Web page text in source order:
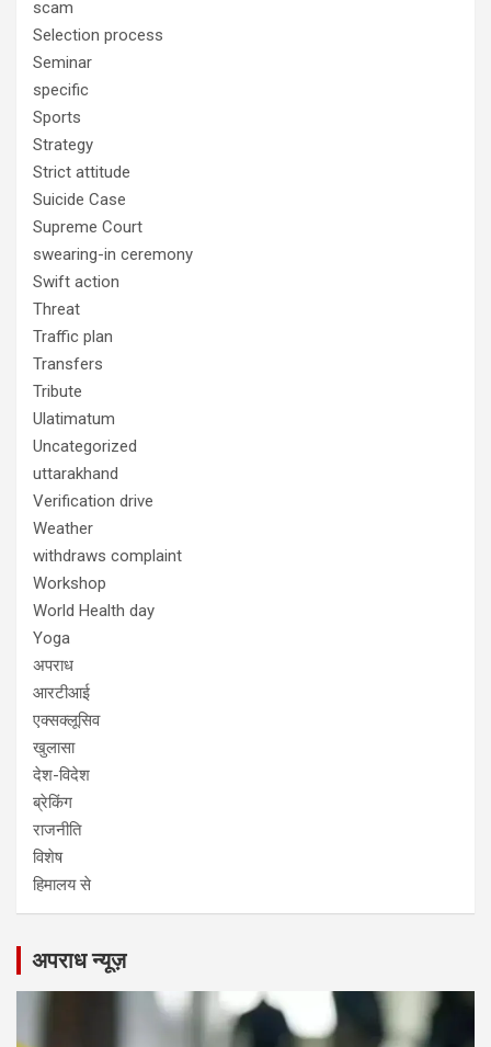
scam
Selection process
Seminar
specific
Sports
Strategy
Strict attitude
Suicide Case
Supreme Court
swearing-in ceremony
Swift action
Threat
Traffic plan
Transfers
Tribute
Ulatimatum
Uncategorized
uttarakhand
Verification drive
Weather
withdraws complaint
Workshop
World Health day
Yoga
अपराध
आरटीआई
एक्सक्लूसिव
खुलासा
देश-विदेश
ब्रेकिंग
राजनीति
विशेष
हिमालय से
अपराध न्यूज़